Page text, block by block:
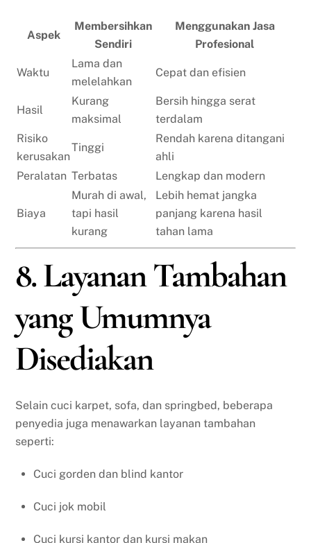
Aspek
Membersihkan
Sendiri
Menggunakan Jasa
Profesional
Waktu
Lama dan
melelahkan
Cepat dan efisien
Hasil
Kurang
maksimal
Bersih hingga serat
terdalam
Risiko
kerusakan
Tinggi
Rendah karena ditangani
ahli
Peralatan Terbatas Lengkap dan modern
Biaya
Murah di awal,
tapi hasil
kurang
Lebih hemat jangka
panjang karena hasil
tahan lama
8. Layanan Tambahan
yang Umumnya
Disediakan
Selain cuci karpet, sofa, dan springbed, beberapa
penyedia juga menawarkan layanan tambahan
seperti:
Cuci gorden dan blind kantor
Cuci jok mobil
Cuci kursi kantor dan kursi makan